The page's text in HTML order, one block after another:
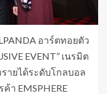
อาร์ตทอยตัว
EVENT” เนรมิต
ายได้ระดับโกลบอล
า EMSPHERE